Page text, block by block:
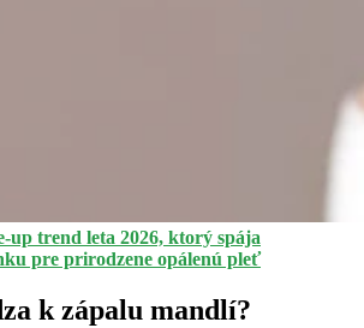
up trend leta 2026, ktorý spája
pre prirodzene opálenú pleť
k zápalu mandlí?